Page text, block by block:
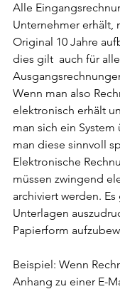
Alle
Unternehmer erhält,
Original 10 Jahre
dies gilt  auch für alle
Wenn man also
elektronisch erhält
man sich ein
man diese sinnvoll
Elektronische
müssen zwingend
archiviert werden.
Unterlagen
Papierform
Beispiel: Wenn
Anhang zu einer E-